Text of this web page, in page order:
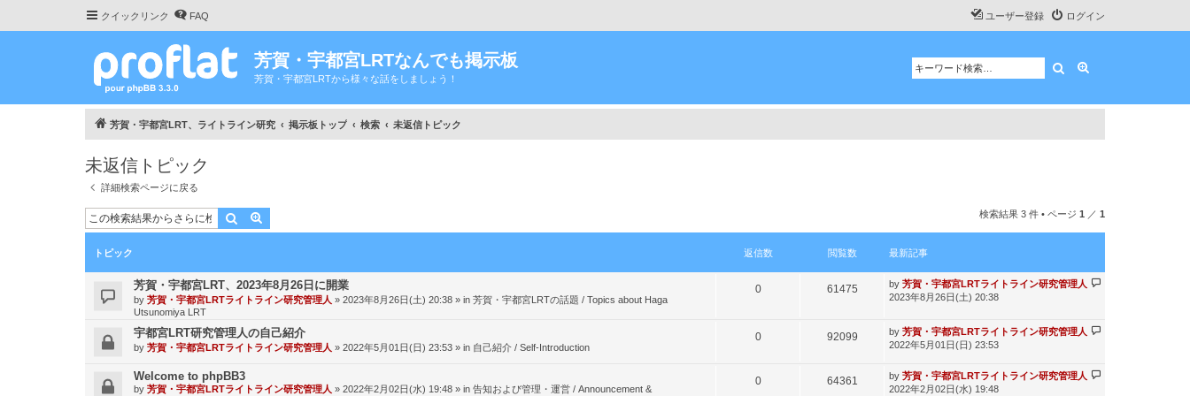
クイックリンク FAQ ログイン
ユーザー登録
芳賀・宇都宮LRTなんでも掲示板
芳賀・宇都宮LRTから様々な話をしましょう！
検索
芳賀・宇都宮LRT、ライトライン研究 掲示板トップ 検索 未返信トピック
未返信トピック
詳細検索ページに戻る
検索 検索結果 3 件 • ページ 1 ／ 1
トピック 返信数 閲覧数 最新記事
芳賀・宇都宮LRT、2023年8月26日に開業
by 芳賀・宇都宮LRTライトライン研究管理人 » 2023年8月26日(土) 20:38 » in 芳賀・宇都宮LRTの話題 / Topics about Haga
Utsunomiya LRT
0返
数
61475閲
数
最
新
by 芳賀・宇都宮LRTライトライン研究管理人
2023年8月26日(土) 20:38
宇都宮LRT研究管理人の自己紹介
by 芳賀・宇都宮LRTライトライン研究管理人 » 2022年5月01日(日) 23:53 » in 自己紹介 / Self-Introduction
0返
数
92099閲
数
最
新
事
by 芳賀・宇都宮LRTライトライン研究管理人
2022年5月01日(日) 23:53
Welcome to phpBB3
by 芳賀・宇都宮LRTライトライン研究管理人 » 2022年2月02日(水) 19:48 » in 告知および管理・運営 / Announcement &
0返 64361
最
新
by 芳賀・宇都宮LRTライトライン研究管理人
2022年2月02日(水) 19:48